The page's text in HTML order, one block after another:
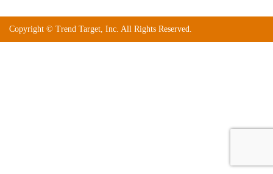
Copyright © Trend Target, Inc. All Rights Reserved.